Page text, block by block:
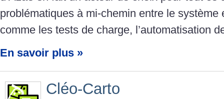
problématiques à mi-chemin entre le système
comme les tests de charge, l’automatisation
En savoir plus »
Cléo-Carto